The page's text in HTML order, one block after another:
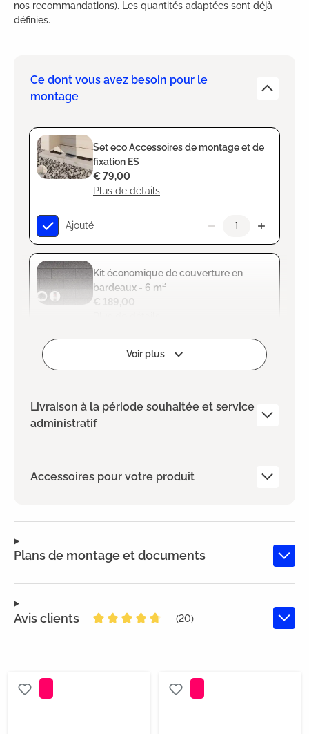
nos recommandations). Les quantités adaptées sont déjà
définies.
Ce dont vous avez besoin pour le
montage
Set eco Accessoires de montage et de
fixation ES
Plus de détails
€ 79,00
Ajouté
Kit économique de couverture en
bardeaux - 6 m²
€ 189,00
Voir plus
Livraison à la période souhaitée et service
administratif
Accessoires pour votre produit
Plans de montage et documents
Avis clients
(20)